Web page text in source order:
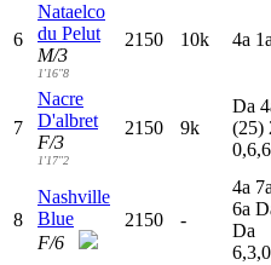
6
Nataelco
du Pelut
M/3
1'16"8
2150 10k 4a 1a
7
Nacre
D'albret
F/3
1'17"2
2150 9k
Da 4
(25)
8
Nashville
Blue
F/6
2150 -
4a 7a
6a D
Da